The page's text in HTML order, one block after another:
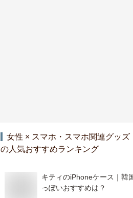
女性 × スマホ・スマホ関連グッズ
の人気おすすめランキング
キティのiPhoneケース｜韓
っぽいおすすめは？